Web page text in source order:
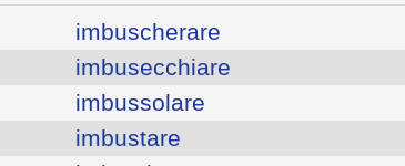
imbuscherare
imbusecchiare
imbussolare
imbustare